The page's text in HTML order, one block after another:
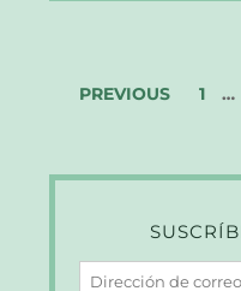
PREVIOUS 1 …
Dirección